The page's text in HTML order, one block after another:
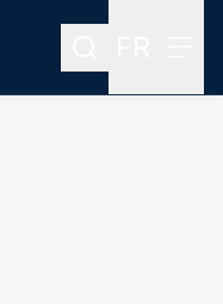
Rechercher